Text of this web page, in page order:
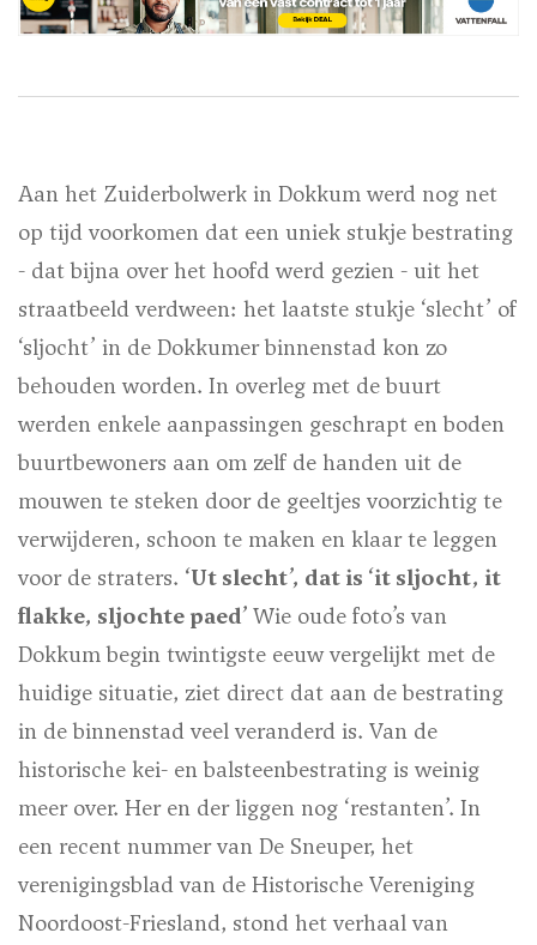
Aan het Zuiderbolwerk in Dokkum werd nog net
op tijd voorkomen dat een uniek stukje bestrating
- dat bijna over het hoofd werd gezien - uit het
straatbeeld verdween: het laatste stukje ‘slecht’ of
‘sljocht’ in de Dokkumer binnenstad kon zo
behouden worden. In overleg met de buurt
werden enkele aanpassingen geschrapt en boden
buurtbewoners aan om zelf de handen uit de
mouwen te steken door de geeltjes voorzichtig te
verwijderen, schoon te maken en klaar te leggen
voor de straters. ‘Ut slecht’, dat is ‘it sljocht, it
flakke, sljochte paed’ Wie oude foto’s van
Dokkum begin twintigste eeuw vergelijkt met de
huidige situatie, ziet direct dat aan de bestrating
in de binnenstad veel veranderd is. Van de
historische kei- en balsteenbestrating is weinig
meer over. Her en der liggen nog ‘restanten’. In
een recent nummer van De Sneuper, het
verenigingsblad van de Historische Vereniging
Noordoost-Friesland, stond het verhaal van